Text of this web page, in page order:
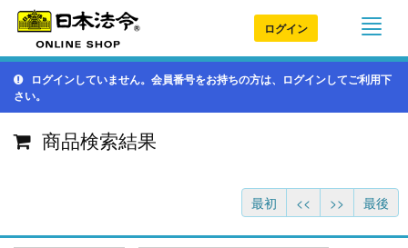
ログイン
ログインしていません。会員番号をお持ちの方は、ログインしてご利用下
さい。
商品検索結果
最初 << >> 最後